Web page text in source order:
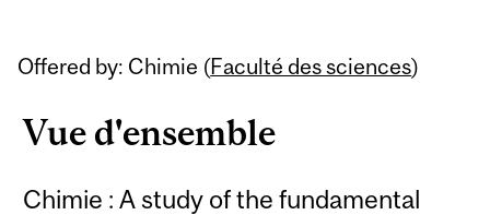
Offered by: Chimie (Faculté des sciences)
Vue d'ensemble
Chimie : A study of the fundamental